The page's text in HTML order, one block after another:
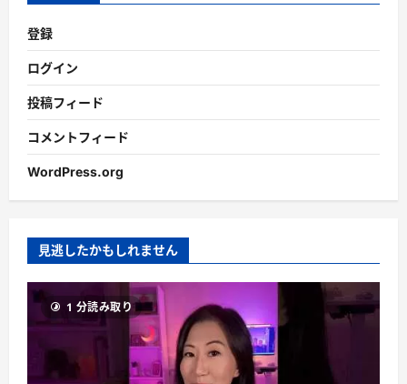
登録
ログイン
投稿フィード
コメントフィード
WordPress.org
見逃したかもしれません
1 分読み取り